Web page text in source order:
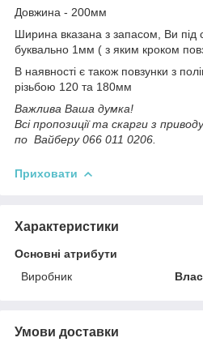
Довжина - 200мм
Ширина вказана з запасом, Ви під
буквально 1мм ( з яким кроком
В наявності є також повзунки з
різьбою 120 та 180мм
Важлива Ваша думка!
Всі пропозиції та скарги з
по Вайберу 066 011 0206.
Приховати
Характеристики
Основні атрибути
Виробник
Умови доставки